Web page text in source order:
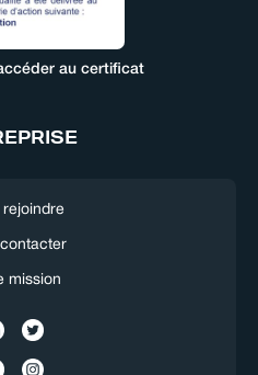
au certificat
rejoindre
mission